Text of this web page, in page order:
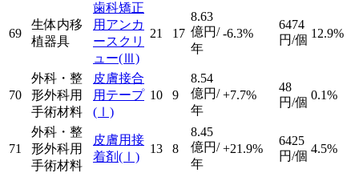
69
生体内移
植器具
歯科矯正
用アンカ
ースクリ
ュー(Ⅲ)
21 17
8.63
億円/
年
-6.3%
6474
円/個 12.9%
70
外科・整
形外科用
手術材料
皮膚接合
用テープ
(Ⅰ)
10 9
8.54
億円/
年
+7.7%
48
円/個
0.1%
71
外科・整
形外科用
手術材料
皮膚用接
着剤(Ⅰ)
13 8
8.45
億円/
年
+21.9%
6425
円/個
4.5%